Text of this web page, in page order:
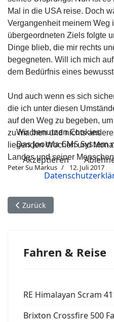
Mal in die USA reise. Doch
Vergangenheit meinem Weg
übergeordneten Ziels folgte
Dinge blieb, die mir rechts
begegneten. Will ich mich
dem Bedürfnis eines
Und auch wenn es sich
die ich unter diesen
auf den Weg zu begeben,
zu machen und nichts
liegenden Wochen und
Landes und seiner
Peter Su Markus 12. Juli 2017
Vorheriger Beitrag: Titel
Zurück
Fahren & Reise
RE Himalayan Scram
Brixton Crossfire 500
Wir benutzen Cookies
Das Joomla CMS
Akzeptieren